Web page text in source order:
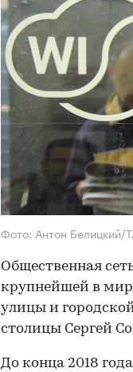
Фото: Антон Белицкий/
Общественная
крупнейшей в
улицы и
столицы Сергей
До конца 2018